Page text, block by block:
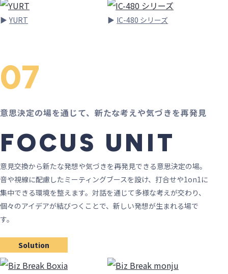
YURT IC-480 シリーズ
07
意思決定の場を通じて、新たな考えや気づきを再発見
FOCUS UNIT
意見交換から新たな発想や気づきを再発見できる意思決定の場。
音や視線に配慮したミーティングブースを設け、打合せや1on1に
集中できる環境を整えます。対話を通じて多様な考えが交わり、
個々のアイデアが結びつくことで、新しい発想が生まれる場で
す。
Solution